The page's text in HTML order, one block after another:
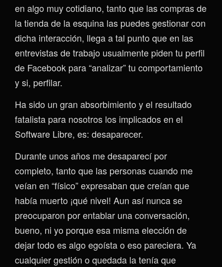
en algo muy cotidiano, tanto que las compras de
la tienda de la esquina las puedes gestionar con
dicha interacción, llega a tal punto que en las
entrevistas de trabajo usualmente piden tu perfil
de Facebook para “analizar” tu comportamiento
y si, perfilar.
Ha sido un gran absorbimiento y el resultado
fatalista para nosotros los implicados en el
Software Libre, es: desaparecer.
Durante unos años me desaparecí por
completo, tanto que las personas cuando me
veían en “físico” expresaban que creían que
había muerto ¡qué nivel! Aun así nunca se
preocuparon por entablar una conversación,
bueno, ni yo porque esa misma elección de
dejar todo es algo egoísta o eso pareciera. Ya
cualquier gestión o quedada la tenía que